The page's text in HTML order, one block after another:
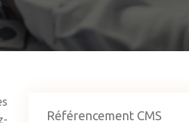
Référencement CMS